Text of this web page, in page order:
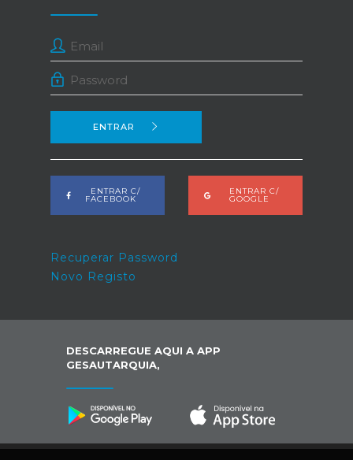
ENTRAR
ENTRAR C/
FACEBOOK
ENTRAR C/
GOOGLE
Recuperar Password
Novo Registo
DESCARREGUE AQUI A APP
GESAUTARQUIA,